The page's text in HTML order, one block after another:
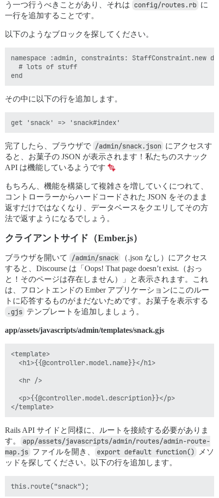
う一つ行うべきことがあり、それは config/routes.rb に
一行を追加することです。
以下のようなブロックを探してください。
namespace :admin, constraints: StaffConstraint.new do
  # lots of stuff
その中に以下の行を追加します。
完了したら、ブラウザで /admin/snack.json にアクセスす
ると、お菓子の JSON が表示されます！私たちのスナック
API は機能しているようです
もちろん、機能を構築して複雑さを増していくにつれて、
コントローラーからハードコードされた JSON をそのまま
返すだけではなくなり、データベースをクエリしてその方
法で返すようになるでしょう。
クライアントサイド（Ember.js）
ブラウザを開いて /admin/snack
（.json なし）にアクセス
すると、Discourse は「Oops! That page doesn’t exist.（おっ
と！そのページは存在しません）」と表示されます。これ
は、フロントエンドの Ember アプリケーションにこのルー
トに応答するものがまだないためです。お菓子を表示する
.gjs テンプレートを追加しましょう。
app/assets/javascripts/admin/templates/snack.gjs
<template>
  <h1>{{@controller.model.name}}</h1>
  <hr />
  <p>{{@controller.model.description}}</p>
Rails API サイドと同様に、ルートを接続する必要がありま
す。
app/assets/javascripts/admin/routes/admin-route-
map.js ファイルを開き、 export default function()
メソ
ッドを探してください。以下の行を追加します。